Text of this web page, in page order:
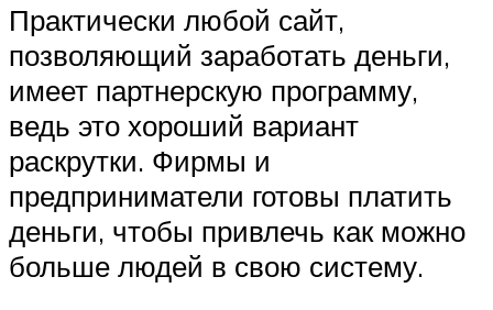
Практически любой сайт,
позволяющий заработать деньги,
имеет партнерскую программу,
ведь это хороший вариант
раскрутки. Фирмы и
предприниматели готовы платить
деньги, чтобы привлечь как можно
больше людей в свою систему.